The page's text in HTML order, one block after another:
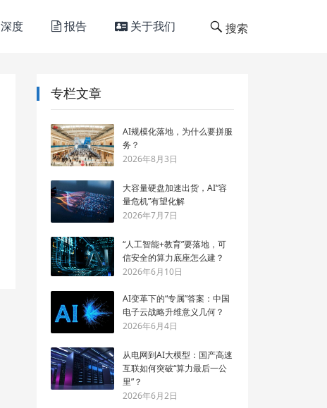
深度 报告 关于我们 搜索
专栏文章
AI规模化落地，为什么要拼服
务？
2026年8月3日
大容量硬盘加速出货，AI“容
量危机”有望化解
2026年7月7日
“人工智能+教育”要落地，可
信安全的算力底座怎么建？
2026年6月10日
AI变革下的“专属”答案：中国
电子云战略升维意义几何？
2026年6月4日
从电网到AI大模型：国产高速
互联如何突破“算力最后一公
里”？
2026年6月2日